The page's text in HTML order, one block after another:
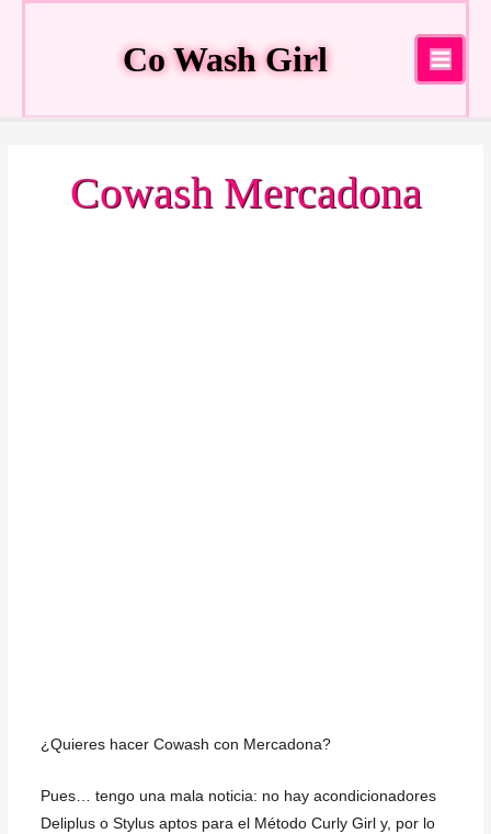
Co Wash Girl
Main
Menu
Cowash Mercadona
¿Quieres hacer Cowash con Mercadona?
Pues… tengo una mala noticia: no hay acondicionadores
Deliplus o Stylus aptos para el Método Curly Girl y, por lo